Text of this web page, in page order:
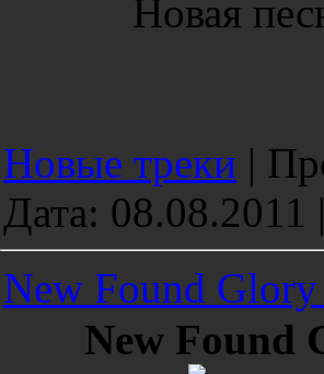
Новая
Новые треки |
Дата: 08.08.2011 |
New Found
New Found